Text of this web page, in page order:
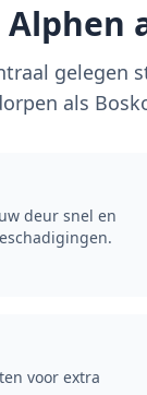
Alphen
als
deur snel en
voor extra